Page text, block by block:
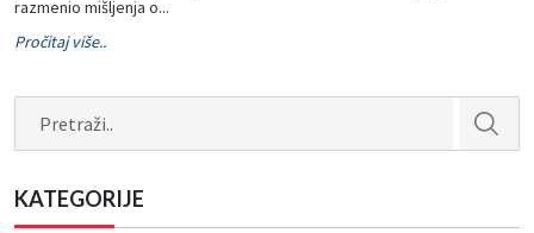
razmenio mišljenja o...
Pročitaj više..
KATEGORIJE